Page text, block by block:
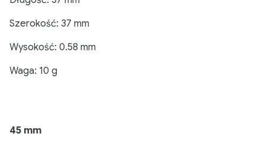
Szerokość: 37 mm
Wysokość: 0.58 mm
Waga: 10 g
45 mm